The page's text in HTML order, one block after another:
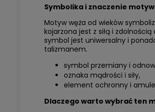
Symbolika i znaczenie
Motyw węża od wieków
kojarzona jest z siłą i
symbol jest uniwersalny i
talizmanem.
symbol przemiany i
oznaka mądrości i siły,
element ochronny i
Dlaczego warto wybrać ten